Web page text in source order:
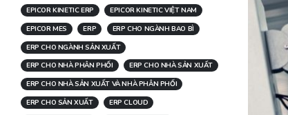
EPICOR KINETIC ERP
EPICOR KINETIC VIỆT NAM
EPICOR MES
ERP
ERP CHO NGÀNH BAO BÌ
ERP CHO NGÀNH SẢN XUẤT
ERP CHO NHÀ PHÂN PHỐI
ERP CHO NHÀ SẢN XUẤT
ERP CHO NHÀ SẢN XUẤT VÀ NHÀ PHÂN PHỐI
ERP CHO SẢN XUẤT
ERP CLOUD